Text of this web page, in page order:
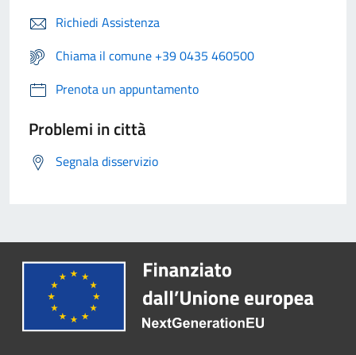
Richiedi Assistenza
Chiama il comune +39 0435 460500
Prenota un appuntamento
Problemi in città
Segnala disservizio